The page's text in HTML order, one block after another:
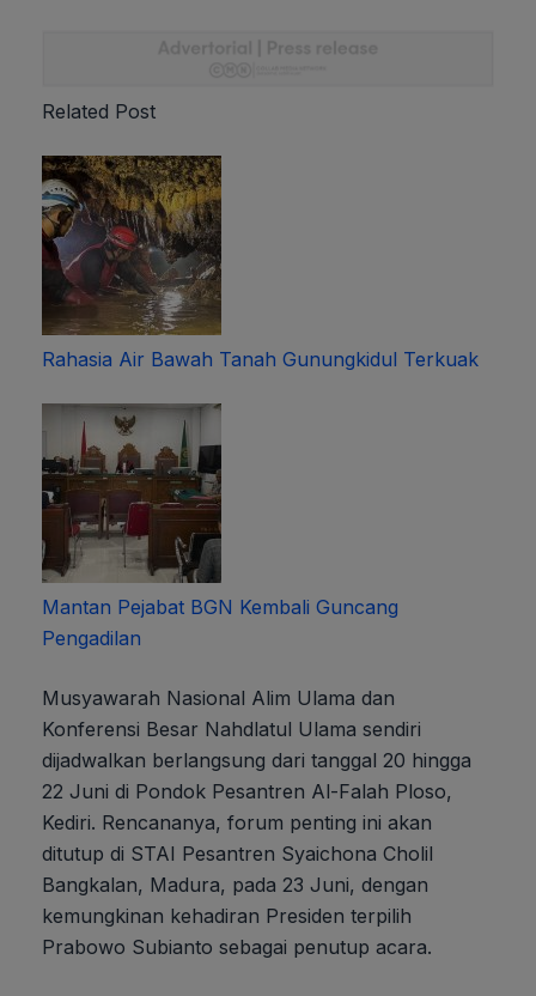
Related Post
Rahasia Air Bawah Tanah Gunungkidul Terkuak
Mantan Pejabat BGN Kembali Guncang
Pengadilan
Musyawarah Nasional Alim Ulama dan
Konferensi Besar Nahdlatul Ulama sendiri
dijadwalkan berlangsung dari tanggal 20 hingga
22 Juni di Pondok Pesantren Al-Falah Ploso,
Kediri. Rencananya, forum penting ini akan
ditutup di STAI Pesantren Syaichona Cholil
Bangkalan, Madura, pada 23 Juni, dengan
kemungkinan kehadiran Presiden terpilih
Prabowo Subianto sebagai penutup acara.